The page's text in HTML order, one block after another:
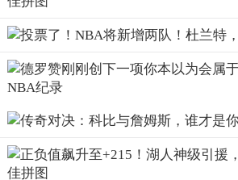
念。他是忠诚的代名词，是浪漫主义的
而詹姆斯的职业生涯则跨越了多支球队
火、湖人。他通过转会来追求冠军和个
热火组成“三巨头”，2014年回归骑士兑
洛杉矶。他是实用主义的代表，是灵活
科比是“一生一队”的童话，而詹姆斯则
三、带队能力：托底与上限的较量